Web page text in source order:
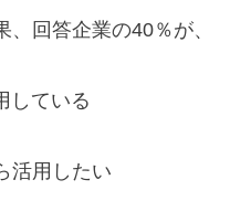
、回答企業の40％が、
している
活用したい